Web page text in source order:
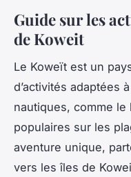
Guide sur les
de Koweit
Le Koweït est un
d’activités adaptées
nautiques, comme
populaires sur les
aventure unique,
vers les îles de